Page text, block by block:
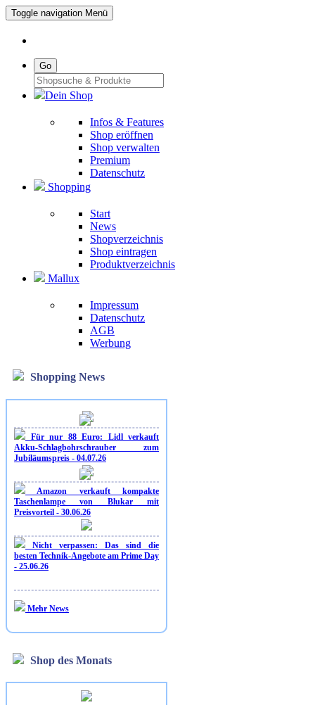
Toggle navigation Menü
Go
Dein Shop
Infos & Features
Shop eröffnen
Shop verwalten
Premium
Datenschutz
Shopping
Start
News
Shopverzeichnis
Shop eintragen
Produktverzeichnis
Mallux
Impressum
Datenschutz
AGB
Werbung
Shopping News
Für nur 88 Euro: Lidl verkauft
Akku-Schlagbohrschrauber zum
Jubiläumspreis - 04.07.26
Amazon verkauft kompakte
Taschenlampe von Blukar mit
Preisvorteil - 30.06.26
Nicht verpassen: Das sind die
besten Technik-Angebote am Prime Day
- 25.06.26
Mehr News
Shop des Monats